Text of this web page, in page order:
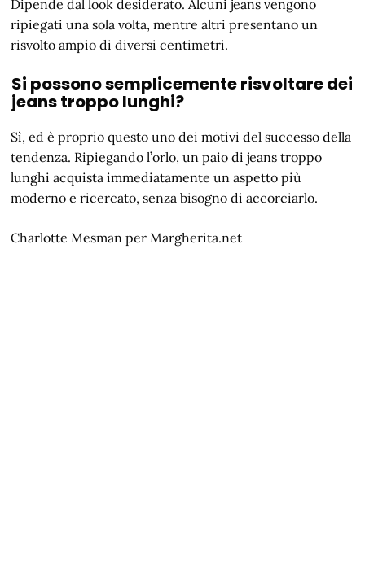
Dipende dal look desiderato. Alcuni jeans vengono
ripiegati una sola volta, mentre altri presentano un
risvolto ampio di diversi centimetri.
Si possono semplicemente risvoltare dei
jeans troppo lunghi?
Sì, ed è proprio questo uno dei motivi del successo della
tendenza. Ripiegando l’orlo, un paio di jeans troppo
lunghi acquista immediatamente un aspetto più
moderno e ricercato, senza bisogno di accorciarlo.
Charlotte Mesman per Margherita.net